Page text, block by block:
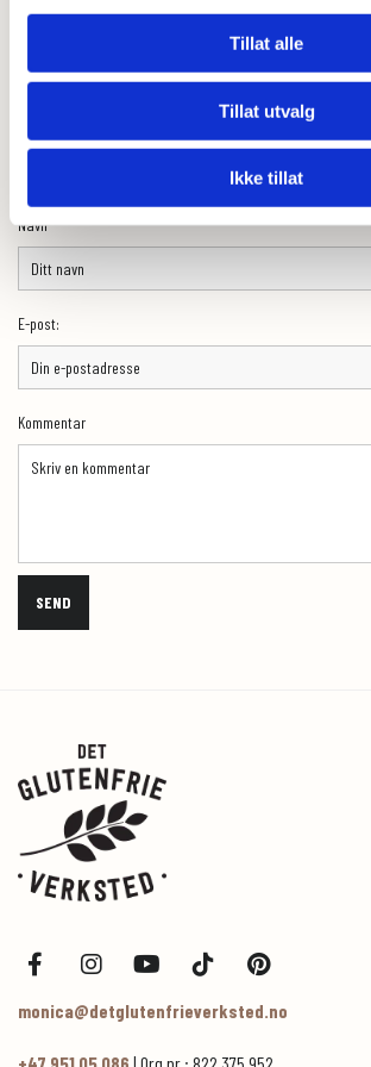
Tillat alle
Tillat utvalg
Ikke tillat
Skriv en kommentar
Navn
E-post:
Kommentar
monica@detglutenfrieverksted.no